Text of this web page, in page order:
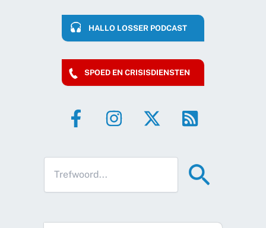
HALLO LOSSER PODCAST
SPOED EN CRISISDIENSTEN